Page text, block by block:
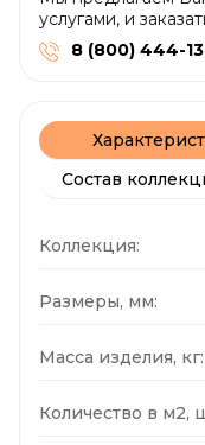
услугами, и
8 (800) 444-
Состав
Коллекция:
Размеры, мм:
Масса изделия, кг:
Количество в м2,